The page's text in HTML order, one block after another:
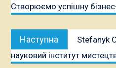
Створюємо успішну
Наступна
Наступна
публікація:
Stefanyk
науковий інститут